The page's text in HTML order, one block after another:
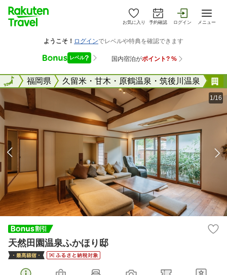
お気に入り 予約確認 ログイン メニュー
全国福岡県 久留米・甘木・原鶴温泉・筑後川温泉
全国
1/16
天然田園温泉ふかほり邸